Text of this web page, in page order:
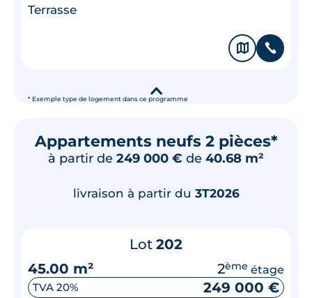
* Exemple type de logement dans ce programme
Terrasse
🗞 📞
▾
Appartements neufs 2 pièces*
à partir de 249 000 € de 40.68 m²
livraison à partir du 3T2026
Lot 202
45.00 m²
2ème étage
TVA 20% 249 000 €